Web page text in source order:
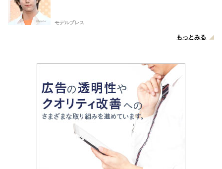
モデルプレス
もっとみる